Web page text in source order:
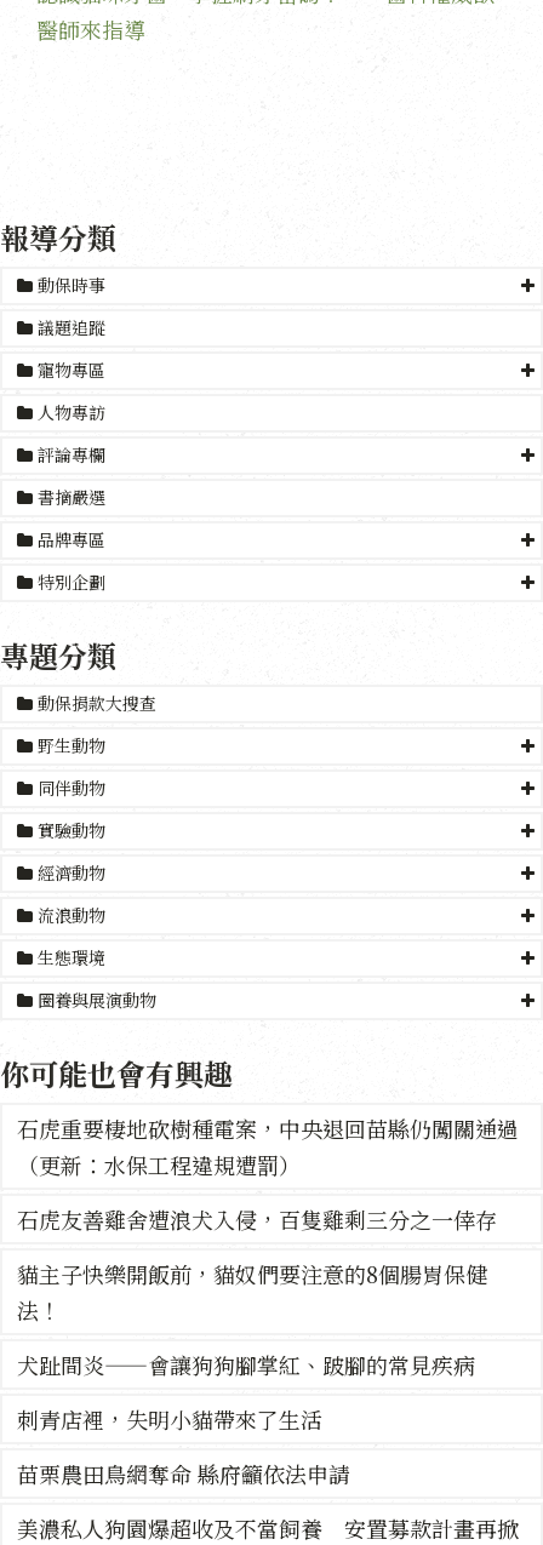
醫師來指導
報導分類
動保時事
議題追蹤
寵物專區
人物專訪
評論專欄
書摘嚴選
品牌專區
特別企劃
專題分類
動保捐款大搜查
野生動物
同伴動物
實驗動物
經濟動物
流浪動物
生態環境
圈養與展演動物
你可能也會有興趣
石虎重要棲地砍樹種電案，中央退回苗縣仍闖關通過
（更新：水保工程違規遭罰）
石虎友善雞舍遭浪犬入侵，百隻雞剩三分之一倖存
貓主子快樂開飯前，貓奴們要注意的8個腸胃保健
法！
犬趾間炎——會讓狗狗腳掌紅、跛腳的常見疾病
刺青店裡，失明小貓帶來了生活
苗栗農田鳥網奪命 縣府籲依法申請
美濃私人狗園爆超收及不當飼養 安置募款計畫再掀